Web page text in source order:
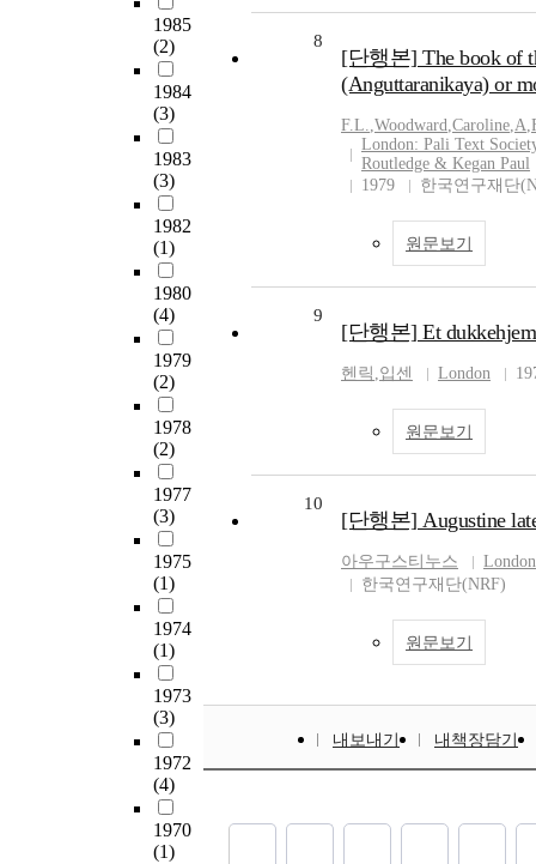
1985
(2)
1984
(3)
1983
(3)
1982
(1)
1980
(4)
1979
(2)
1978
(2)
1977
(3)
1975
(1)
1974
(1)
1973
(3)
1972
(4)
1970
(1)
8
[단행본] The book of
(Anguttaranikaya) or
F.L.,Woodward,Caroline,A,
London: Pali Text
Routledge & Kegan Paul
1979
한국연구재단
원문보기
9
[단행본] Et dukkehjem
헨릭 ,입센 London
원문보기
10
[단행본] Augustine
아우구스티누스
한국연구재단(NRF)
원문보기
내보내기 내책장담기